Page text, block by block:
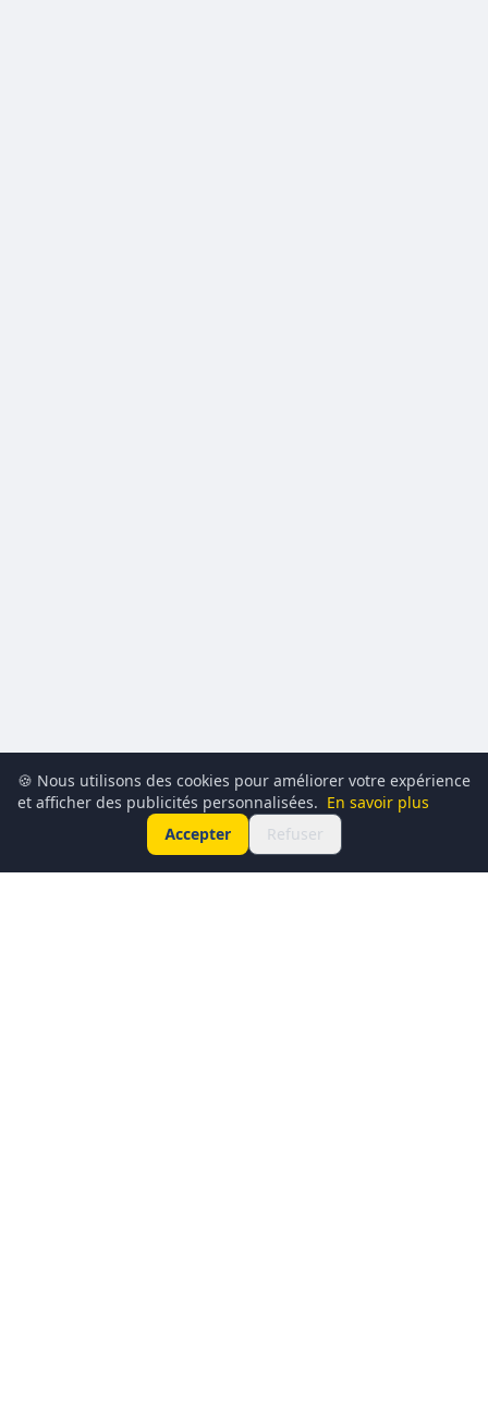
🍪 Nous utilisons des cookies pour améliorer votre expérience
et afficher des publicités personnalisées. En savoir plus
Accepter
Refuser